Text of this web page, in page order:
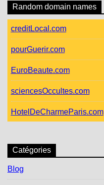
Random domain names
creditLocal.com
pourGuerir.com
EuroBeaute.com
sciencesOccultes.com
HotelDeCharmeParis.com
Catégories
Blog